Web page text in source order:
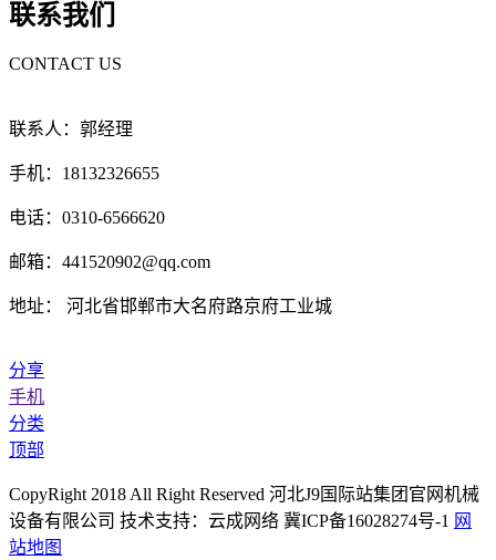
联系我们
CONTACT US
联系人：郭经理
手机：18132326655
电话：0310-6566620
邮箱：441520902@qq.com
地址： 河北省邯郸市大名府路京府工业城
分享
手机
分类
顶部
CopyRight 2018 All Right Reserved 河北J9国际站集团官网机械
设备有限公司 技术支持：云成网络 冀ICP备16028274号-1 网
站地图